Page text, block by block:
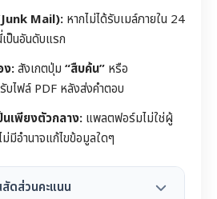
Mail): หากไม่ได้รับเมล์ภายใน 24
ป็นอันดับแรก
ง:สังเกตปุ่ม “สืบค้น” หรือ
บไฟล์ PDF หลังส่งคำตอบ
เพียงตัวกลาง: แพลตฟอร์มไม่ใช่ผู้
ม่มีอำนาจแก้ไขข้อมูลใดๆ
ดส่วนคะแนน